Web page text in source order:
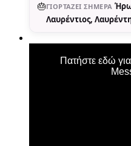
🎂ΓΙΟΡΤΆΖΕΙ ΣΉΜΕΡΑ
Λαυρέντιος,
Πατήστε εδώ